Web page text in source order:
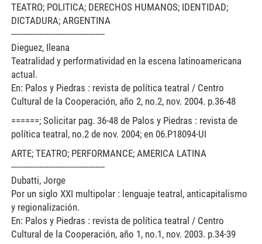
TEATRO; POLITICA; DERECHOS HUMANOS; IDENTIDAD;
DICTADURA; ARGENTINA
----------------------------------------
Dieguez, Ileana
Teatralidad y performatividad en la escena latinoamericana
actual.
En: Palos y Piedras : revista de política teatral / Centro
Cultural de la Cooperación, año 2, no.2, nov. 2004. p.36-48
======; Solicitar pag. 36-48 de Palos y Piedras : revista de
política teatral, no.2 de nov. 2004; en 06.P18094-UI
ARTE; TEATRO; PERFORMANCE; AMERICA LATINA
----------------------------------------
Dubatti, Jorge
Por un siglo XXI multipolar : lenguaje teatral, anticapitalismo
y regionalización.
En: Palos y Piedras : revista de política teatral / Centro
Cultural de la Cooperación, año 1, no.1, nov. 2003. p.34-39